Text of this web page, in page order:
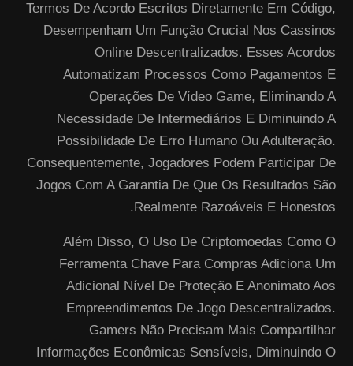
Termos De Acordo Escritos Diretamente Em Código,
Desempenham Um Função Crucial Nos Cassinos
Online Descentralizados. Esses Acordos
Automatizam Processos Como Pagamentos E
Operações De Vídeo Game, Eliminando A
Necessidade De Intermediários E Diminuindo A
Possibilidade De Erro Humano Ou Adulteração.
Consequentemente, Jogadores Podem Participar De
Jogos Com A Garantia De Que Os Resultados São
Realmente Razoáveis E Honestos.
Além Disso, O Uso De Criptomoedas Como O
Ferramenta Chave Para Compras Adiciona Um
Adicional Nível De Proteção E Anonimato Aos
Empreendimentos De Jogo Descentralizados.
Gamers Não Precisam Mais Compartilhar
Informações Econômicas Sensíveis, Diminuindo O